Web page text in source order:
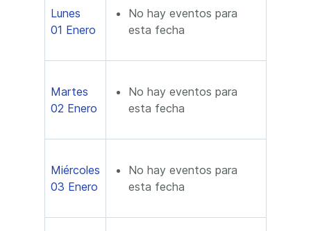
Lunes
01 Enero
No hay eventos para
esta fecha
Martes
02 Enero
No hay eventos para
esta fecha
Miércoles
03 Enero
No hay eventos para
esta fecha